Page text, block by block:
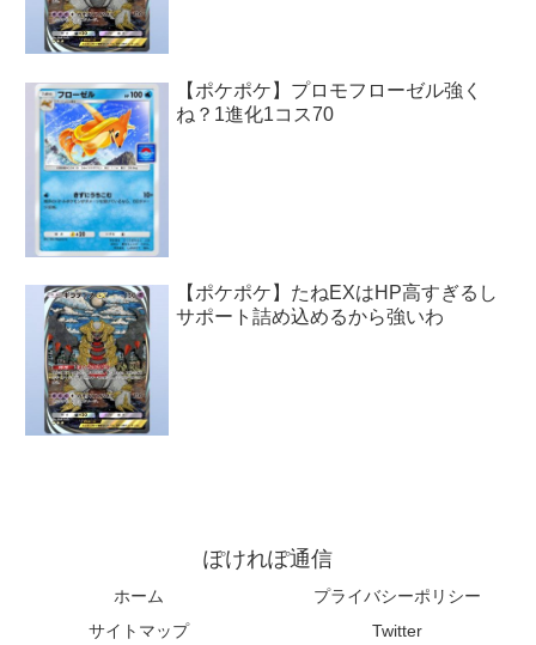
【ポケポケ】プロモフローゼル強く
ね？1進化1コス70
【ポケポケ】たねEXはHP高すぎるし
サポート詰め込めるから強いわ
ぽけれぽ通信
ホーム
プライバシーポリシー
サイトマップ
Twitter